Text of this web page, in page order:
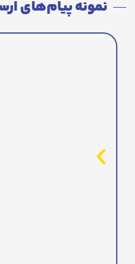
نمونه پیام‌های